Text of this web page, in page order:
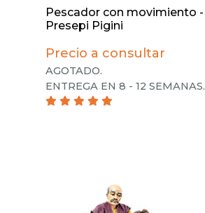
Pescador con movimiento -
Presepi Pigini
Precio a consultar
AGOTADO.
ENTREGA EN 8 - 12 SEMANAS.